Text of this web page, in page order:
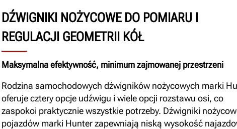
DŹWIGNIKI NOŻYCOWE DO POMIARU I
REGULACJI GEOMETRII KÓŁ
Maksymalna efektywność, minimum zajmowanej przestrzeni
Rodzina samochodowych dźwigników nożycowych marki
oferuje cztery opcje udźwigu i wiele opcji rozstawu osi, co
zaspokoi praktycznie wszystkie potrzeby. Dźwigniki
pojazdów marki Hunter zapewniają niską wysokość